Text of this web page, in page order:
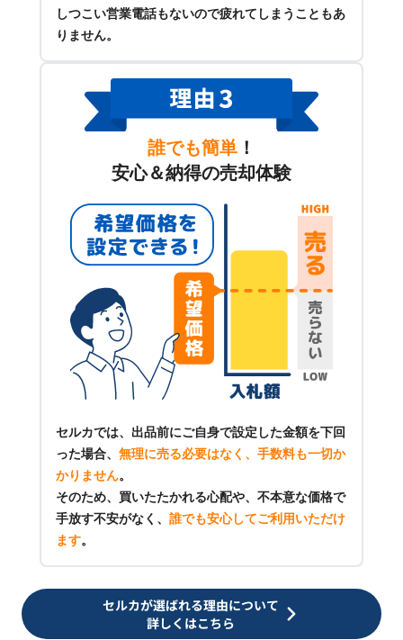
しつこい営業電話もないので疲れてしまうこともあ
りません。
誰でも簡単 ！
安心＆納得の売却体験
セルカでは、出品前にご自身で設定した金額を下回
った場合、 無理に売る必要はなく、手数料も一切か
かりません。
そのため、買いたたかれる心配や、不本意な価格で
手放す不安がなく、 誰でも安心してご利用いただけ
ます。
セルカが選ばれる理由について
詳しくはこちら